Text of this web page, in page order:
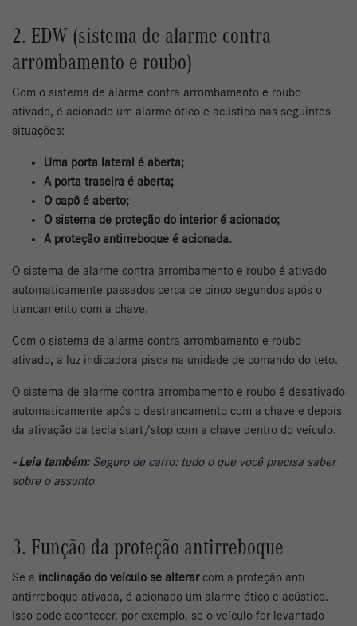
2. EDW (sistema de alarme contra
arrombamento e roubo)
Com o sistema de alarme contra arrombamento e roubo
ativado, é acionado um alarme ótico e acústico nas seguintes
situações:
Uma porta lateral é aberta;
A porta traseira é aberta;
O capô é aberto;
O sistema de proteção do interior é acionado;
A proteção antirreboque é acionada.
O sistema de alarme contra arrombamento e roubo é ativado
automaticamente passados cerca de cinco segundos após o
trancamento com a chave.
Com o sistema de alarme contra arrombamento e roubo
ativado, a luz indicadora pisca na unidade de comando do teto.
O sistema de alarme contra arrombamento e roubo é desativado
automaticamente após o destrancamento com a chave e depois
da ativação da tecla start/stop com a chave dentro do veículo.
- Leia também: Seguro de carro: tudo o que você precisa saber
sobre o assunto
3. Função da proteção antirreboque
Se a inclinação do veículo se alterarcom a proteção anti
antirreboque ativada, é acionado um alarme ótico e acústico.
Isso pode acontecer, por exemplo, se o veículo for levantado